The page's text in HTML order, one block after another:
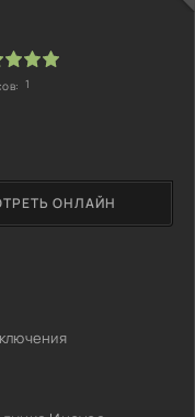
ОНЛАЙН
1